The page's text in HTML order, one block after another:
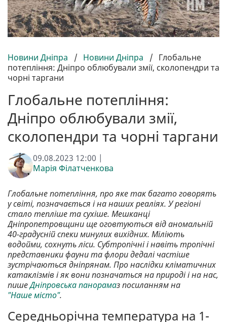
Новини Дніпра / Новини Дніпра / Глобальне
потепління: Дніпро облюбували змії, сколопендри та
чорні таргани
Глобальне потепління:
Дніпро облюбували змії,
сколопендри та чорні таргани
09.08.2023 12:00 |
Марія Філатченкова
Глобальне потепління, про яке так багато говорять
у світі, позначається і на наших реаліях. У регіоні
стало тепліше та сухіше. Мешканці
Дніпропетровщини ще оговтуються від аномальній
40-градусній спеки минулих вихідних. Міліють
водойми, сохнуть ліси. Субтропічні і навіть тропічні
представники фауни та флори дедалі частіше
зустрічаються дніпрянам. Про наслідки кліматичних
катаклізмів і як вони позначаться на природі і на нас,
пишеДніпровська панорамаз посиланням на
"Наше місто".
Середньорічна температура на 1-